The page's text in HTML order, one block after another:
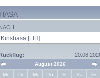
August 2026
Mo
Di Mi Do Fr Sa So